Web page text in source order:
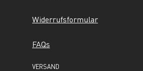
Widerrufsformular
FAQs
VERSAND